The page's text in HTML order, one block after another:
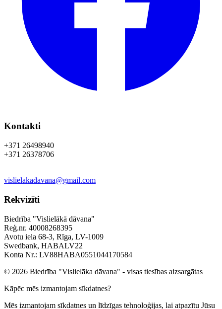
Kontakti
+371 26498940
+371 26378706
vislielakadavana@gmail.com
Rekvizīti
Biedrība "Vislielākā dāvana"
Reģ.nr. 40008268395
Avotu iela 68-3, Rīga, LV-1009
Swedbank, HABALV22
Konta Nr.: LV88HABA0551044170584
© 2026 Biedrība "Vislielāka dāvana" - visas tiesības aizsargātas
Kāpēc mēs izmantojam sīkdatnes?
Mēs izmantojam sīkdatnes un līdzīgas tehnoloģijas, lai atpazītu Jūsu